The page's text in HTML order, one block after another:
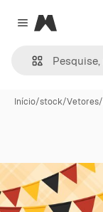
Close menu
Magnific
Início/stock/Vetores/